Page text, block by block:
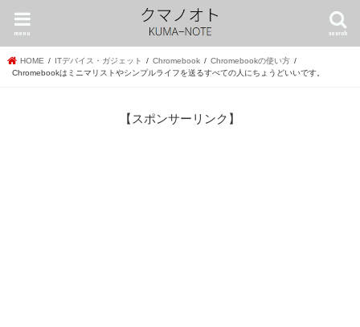
search
menu
HOME ITデバイス・ガジェット Chromebook
Chromebookの使い方
Chromebookはミニマリストやシンプルライフを送るすべての人にちょうどいいです。
【スポンサーリンク】